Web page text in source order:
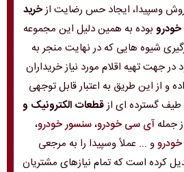
وسپیدا، ایجاد حس رضایت ازخرید
خودرو بوده به همین دلیل این مجموعه
شیوه هایی که در نهایت منجر به
جهت تهیه اقلام مورد نیاز خریداران
و از این طریق به اعتبار قابل توجهی
طیف گسترده ای ازقطعات الکترونیک و
جملهآی سی خودرو،سنسور خودرو،
خودرو و ... عملاً وسپیدا را به مرجعی
کرده است که تمام نیازهای مشتریان